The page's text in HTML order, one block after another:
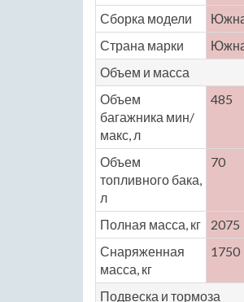
Сборка модели
Страна марки
Объем и масса
Объем
багажника мин/
макс, л
485
Объем
топливного бака,
л
70
Полная масса, кг 2075
Снаряженная
масса, кг
1750
Подвеска и тормоза